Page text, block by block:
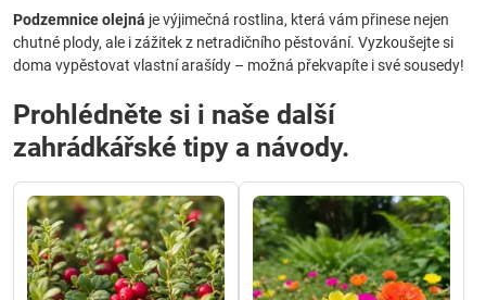
Podzemnice olejná je výjimečná rostlina, která vám přinese nejen
chutné plody, ale i zážitek z netradičního pěstování. Vyzkoušejte si
doma vypěstovat vlastní arašídy – možná překvapíte i své sousedy!
Prohlédněte si i naše další
zahrádkářské tipy a návody.